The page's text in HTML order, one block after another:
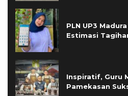
PLN UP3
Estimasi
Inspiratif, Guru
Pamekasan